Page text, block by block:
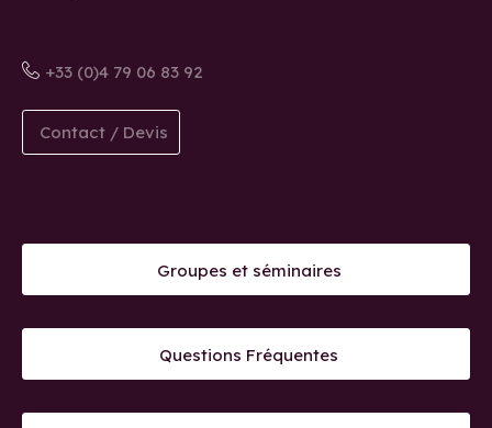
+33 (0)4 79 06 83 92
Contact / Devis
Groupes et séminaires
Questions Fréquentes